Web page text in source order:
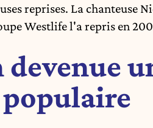
reprises. La chanteuse
Westlife l'a repris en